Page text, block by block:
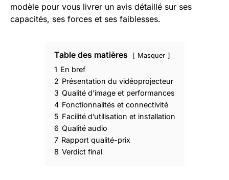
modèle pour vous livrer un avis détaillé sur ses
capacités, ses forces et ses faiblesses.
Table des matières Masquer
1 En bref
2 Présentation du vidéoprojecteur
3 Qualité d’image et performances
4 Fonctionnalités et connectivité
5 Facilité d’utilisation et installation
6 Qualité audio
7 Rapport qualité-prix
8 Verdict final